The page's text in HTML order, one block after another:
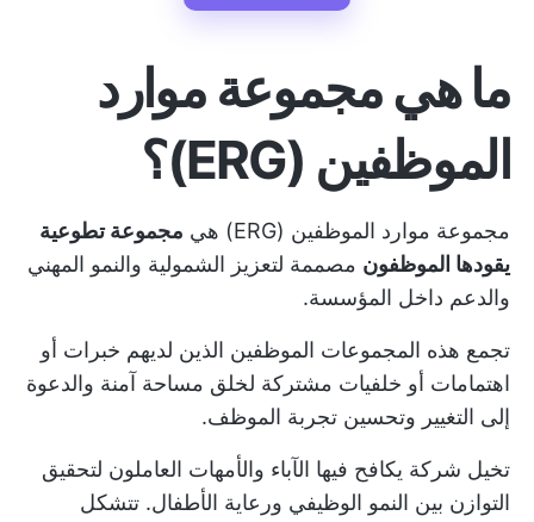
ما هي مجموعة موارد
الموظفين (ERG)؟
مجموعة موارد الموظفين (ERG) هي
مجموعة تطوعية
يقودها الموظفون مصممة لتعزيز الشمولية والنمو المهني
والدعم داخل المؤسسة.
تجمع هذه المجموعات الموظفين الذين لديهم خبرات أو
اهتمامات أو خلفيات مشتركة لخلق مساحة آمنة والدعوة
إلى التغيير وتحسين تجربة الموظف.
تخيل شركة يكافح فيها الآباء والأمهات العاملون لتحقيق
التوازن بين النمو الوظيفي ورعاية الأطفال. تتشكل